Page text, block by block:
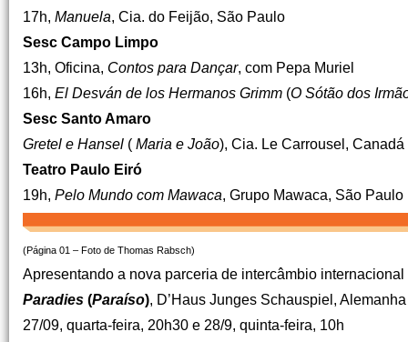
17h, Manuela, Cia. do Feijão, São Paulo
Sesc Campo Limpo
13h, Oficina, Contos para Dançar, com Pepa Muriel
16h, El Desván de los Hermanos Grimm (O Sótão dos
Sesc Santo Amaro
Gretel e Hansel ( Maria e João), Cia. Le Carrousel, Canadá
Teatro Paulo Eiró
19h, Pelo Mundo com Mawaca, Grupo Mawaca, São Paulo
(Página 01 – Foto de Thomas Rabsch)
Apresentando a nova parceria de intercâmbio
Paradies (Paraíso), D’Haus Junges Schauspiel, Alemanha
27/09, quarta-feira, 20h30 e 28/9, quinta-feira, 10h